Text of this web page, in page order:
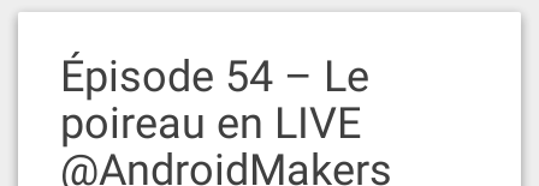
Épisode 54 – Le
poireau en LIVE
@AndroidMakers